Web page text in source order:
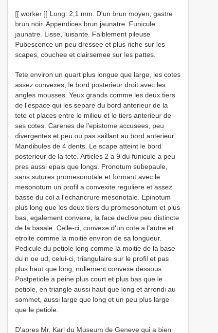
[[ worker ]] Long: 2,1 mm. D'un brun moyen, gastre
brun noir. Appendices brun jaunatre. Funicule
jaunatre. Lisse, luisante. Faiblement pileuse
Pubescence un peu dressee et plus riche sur les
scapes, couchee et clairsemee sur les pattes.
Tete environ un quart plus longue que large, les cotes
assez convexes, le bord posterieur droit avec les
angles mousses. Yeux grands comme les deux tiers
de l'espace qui les separe du bord anterieur de la
tete et places entre le milieu et le tiers anterieur de
ses cotes. Carenes de l'epistome accusees, peu
divergentes et peu ou pas saillant au bord anterieur.
Mandibules de 4 dents. Le scape atteint le bord
posterieur de la tete. Articles 2 a 9 du funicule a peu
pres aussi epais que longs. Pronotum subepaule,
sans sutures promesonotale et formant avec le
mesonotum un profil a convexite reguliere et assez
basse du col a l'echancrure mesonotale. Epinotum
plus long que les deux tiers du promesonotum et plus
bas, egalement convexe, la face declive peu distincte
de la basale. Celle-ci, convexe d'un cote a l'autre et
etroite comme la moitie environ de sa longueur.
Pedicule du petiole long comme la moitie de la base
du n oe ud, celui-ci, triangulaire sur le profil et pas
plus haut que long, nullement convexe dessous.
Postpetiole a peine plus court et plus bas que le
petiole, en triangle aussi haut que long et arrondi au
sommet, aussi large que long et un peu plus large
que le petiole.
D'apres Mr. Karl du Museum de Geneve qui a bien